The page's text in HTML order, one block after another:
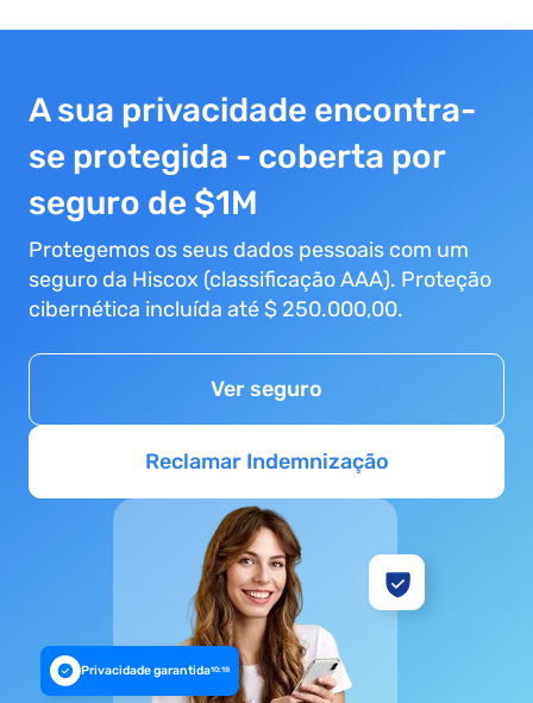
A sua privacidade encontra-
se protegida - coberta por
seguro de $1M
Protegemos os seus dados pessoais com um
seguro da Hiscox (classificação AAA). Proteção
cibernética incluída até $ 250.000,00.
Ver seguro
Reclamar Indemnização
Privacidade garantida10:18